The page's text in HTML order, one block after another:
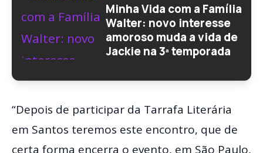
Minha Vida com a Família
Walter: novo interesse
amoroso muda a vida de
Jackie na 3ª temporada
“Depois de participar da Tarrafa Literária
em Santos teremos este encontro, que de
certa forma encerra o evento, em São Paulo,